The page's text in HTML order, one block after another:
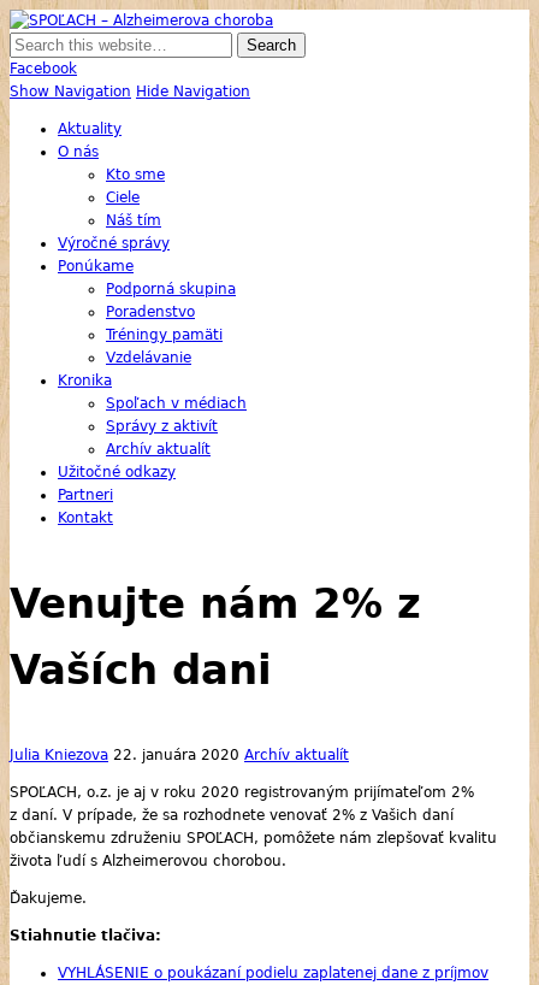
Skupina Príbuzných a Opatrovateľov Ľudí s Alzheimerovou Chorobou
Facebook
Show Navigation Hide Navigation
Aktuality
O nás
Kto sme
Ciele
Náš tím
Výročné správy
Ponúkame
Podporná skupina
Poradenstvo
Tréningy pamäti
Vzdelávanie
Kronika
Spoľach v médiach
Správy z aktivít
Archív aktualít
Užitočné odkazy
Partneri
Kontakt
Venujte nám 2% z
Vaších dani
Julia Kniezova 22. januára 2020 Archív aktualít
SPOĽACH, o.z. je aj v roku 2020 registrovaným prijímateľom 2%
z daní. V prípade, že sa rozhodnete venovať 2% z Vašich daní
občianskemu združeniu SPOĽACH, pomôžete nám zlepšovať kvalitu
života ľudí s Alzheimerovou chorobou.
Ďakujeme.
Stiahnutie tlačiva:
VYHLÁSENIE o poukázaní podielu zaplatenej dane z príjmov